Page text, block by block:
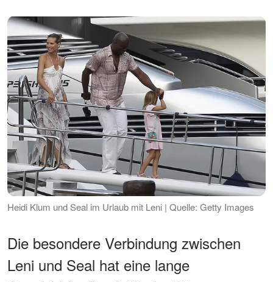
Heidi Klum und Seal im Urlaub mit Leni | Quelle: Getty Images
Die besondere Verbindung zwischen
Leni und Seal hat eine lange